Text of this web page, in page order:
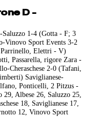
D -
Saluzzo 1-4 (Gotta - F; 3
Vinovo Sport Events 3-2
Elettri - V)
Passarella, rigore Zara -
Cheraschese 2-0 (Tafani,
Saviglianese-
Ponticelli, 2 Pitzus -
29, Albese 26, Saluzzo 25,
18, Saviglianese 17,
12, Vinovo Sport